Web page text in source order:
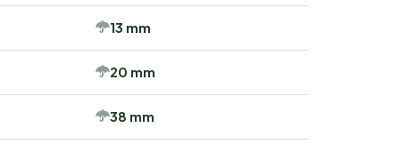
13 mm
20 mm
38 mm